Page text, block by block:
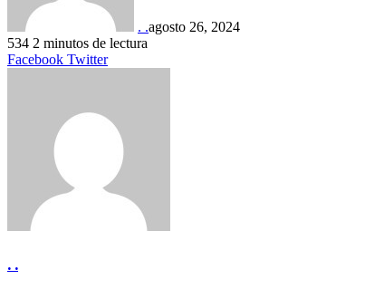
. .agosto 26, 2024
534 2 minutos de lectura
Facebook TwitterLinkedIn
Tumblr
Pinterest
Reddit
VKontakte
Compartir
Imprimir
. .